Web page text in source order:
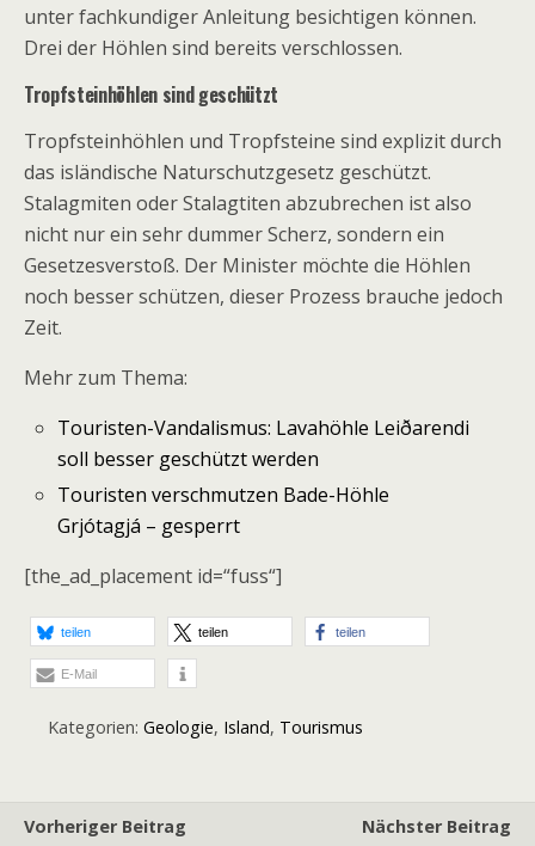
unter fachkundiger Anleitung besichtigen können.
Drei der Höhlen sind bereits verschlossen.
Tropfsteinhöhlen sind geschützt
Tropfsteinhöhlen und Tropfsteine sind explizit durch
das isländische Naturschutzgesetz geschützt.
Stalagmiten oder Stalagtiten abzubrechen ist also
nicht nur ein sehr dummer Scherz, sondern ein
Gesetzesverstoß. Der Minister möchte die Höhlen
noch besser schützen, dieser Prozess brauche jedoch
Zeit.
Mehr zum Thema:
Touristen-Vandalismus: Lavahöhle Leiðarendi
soll besser geschützt werden
Touristen verschmutzen Bade-Höhle
Grjótagjá – gesperrt
[the_ad_placement id=“fuss“]
teilen teilen teilen
E-Mail
Kategorien: Geologie, Island, Tourismus
Vorheriger Beitrag
Nächster Beitrag